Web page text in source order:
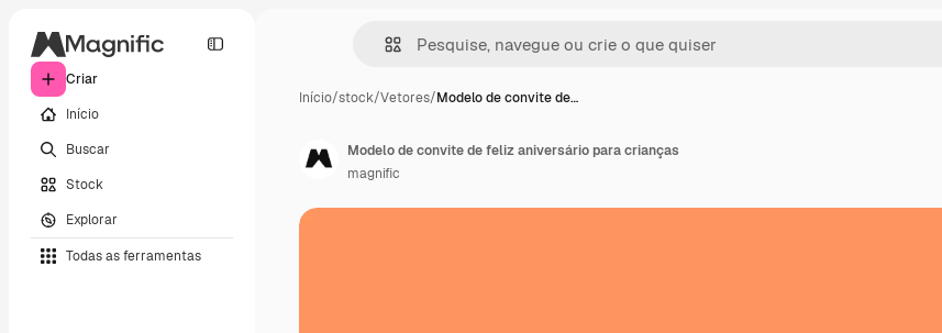
Criar
Início
Buscar
Stock
Explorar
Todas as ferramentas
Início/stock/Vetores/Modelo de convite de…
Modelo de convite de feliz aniversário para crianças
magnific